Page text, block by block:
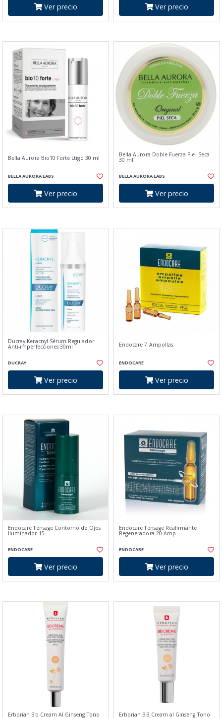
Ver precio Ver precio
Bella Aurora Bio10 Forte Ltigo 30 ml
BELLA AURORA LABS
Ver precio
Bella Aurora Doble Fuerza Piel Seca
30 ml
BELLA AURORA LABS
Ver precio
Ducray Keracnyl Sérum Regulador
Anti-imperfecciones 30ml
DUCRAY
Ver precio
Endocare 7 Ampollas
ENDOCARE
Ver precio
Endocare Tensage Contorno de Ojos
Iluminador 15
ENDOCARE
Ver precio
Endocare Tensage Reafirmante
Regeneradora 20 Amp
ENDOCARE
Ver precio
Erborian Bb Cream Al Ginseng Tono Erborian BB Cream al Ginseng Tono